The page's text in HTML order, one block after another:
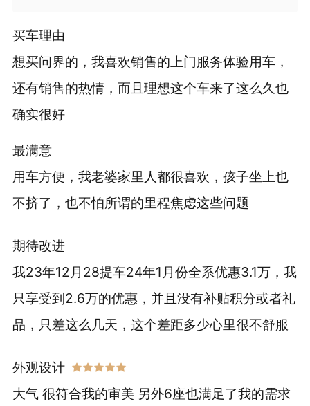
买车理由
想买问界的，我喜欢销售的上门服务体验用车，
还有销售的热情，而且理想这个车来了这么久也
确实很好
最满意
用车方便，我老婆家里人都很喜欢，孩子坐上也
不挤了，也不怕所谓的里程焦虑这些问题
期待改进
我23年12月28提车24年1月份全系优惠3.1万，我
只享受到2.6万的优惠，并且没有补贴积分或者礼
品，只差这么几天，这个差距多少心里很不舒服
外观设计
大气 很符合我的审美 另外6座也满足了我的需求